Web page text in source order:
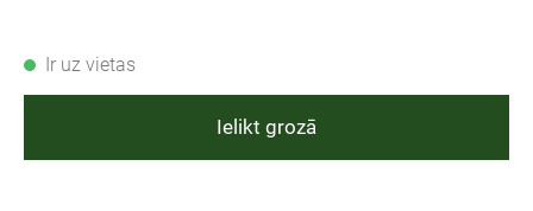
Ir uz vietas
Ielikt grozā